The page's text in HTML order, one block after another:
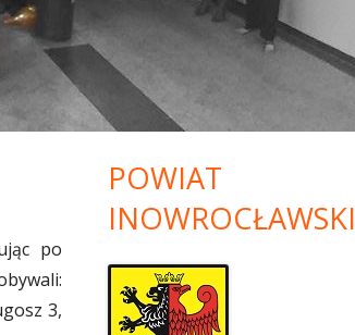
DEKLARACJE!
HARMONOGRAM- CZĘŚĆ PISEMNA I
PRAKTYCZNA EGZAMINU
ZAWODOWEGO SESJA LATO 2026 DLA
UCZNIÓW ZESPOŁU SZKÓŁ
DO MECHANA!!!
DROGA DO SZKOŁY
I
– FILM
po
3,
POWIAT
INOWROCŁAWSKI